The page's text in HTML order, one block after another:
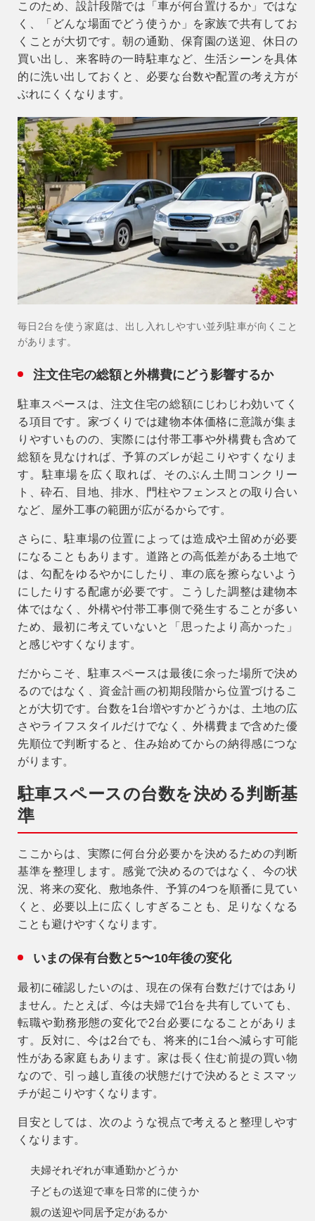
このため、設計段階では「車が何台置けるか」ではな
く、「どんな場面でどう使うか」を家族で共有してお
くことが大切です。朝の通勤、保育園の送迎、休日の
買い出し、来客時の一時駐車など、生活シーンを具体
的に洗い出しておくと、必要な台数や配置の考え方が
ぶれにくくなります。
毎日2台を使う家庭は、出し入れしやすい並列駐車が向くこと
があります。
注文住宅の総額と外構費にどう影響するか
駐車スペースは、注文住宅の総額にじわじわ効いてく
る項目です。家づくりでは建物本体価格に意識が集ま
りやすいものの、実際には付帯工事や外構費も含めて
総額を見なければ、予算のズレが起こりやすくなりま
す。駐車場を広く取れば、そのぶん土間コンクリー
ト、砕石、目地、排水、門柱やフェンスとの取り合い
など、屋外工事の範囲が広がるからです。
さらに、駐車場の位置によっては造成や土留めが必要
になることもあります。道路との高低差がある土地で
は、勾配をゆるやかにしたり、車の底を擦らないよう
にしたりする配慮が必要です。こうした調整は建物本
体ではなく、外構や付帯工事側で発生することが多い
ため、最初に考えていないと「思ったより高かった」
と感じやすくなります。
だからこそ、駐車スペースは最後に余った場所で決め
るのではなく、資金計画の初期段階から位置づけるこ
とが大切です。台数を1台増やすかどうかは、土地の広
さやライフスタイルだけでなく、外構費まで含めた優
先順位で判断すると、住み始めてからの納得感につな
がります。
駐車スペースの台数を決める判断基
準
ここからは、実際に何台分必要かを決めるための判断
基準を整理します。感覚で決めるのではなく、今の状
況、将来の変化、敷地条件、予算の4つを順番に見てい
くと、必要以上に広くしすぎることも、足りなくなる
ことも避けやすくなります。
いまの保有台数と5〜10年後の変化
最初に確認したいのは、現在の保有台数だけではあり
ません。たとえば、今は夫婦で1台を共有していても、
転職や勤務形態の変化で2台必要になることがありま
す。反対に、今は2台でも、将来的に1台へ減らす可能
性がある家庭もあります。家は長く住む前提の買い物
なので、引っ越し直後の状態だけで決めるとミスマッ
チが起こりやすくなります。
目安としては、次のような視点で考えると整理しやす
くなります。
夫婦それぞれが車通勤かどうか
子どもの送迎で車を日常的に使うか
親の送迎や同居予定があるか